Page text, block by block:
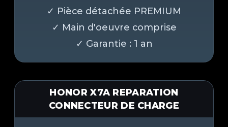
HONOR X7A REPARATION
CONNECTEUR DE CHARGE